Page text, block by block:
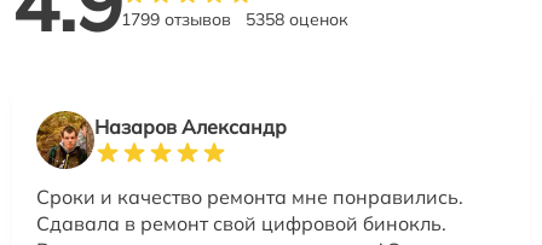
1799 отзывов 5358 оценок
Назаров Александр
Сроки и качество ремонта мне понравились.
Сдавала в ремонт свой цифровой бинокль.